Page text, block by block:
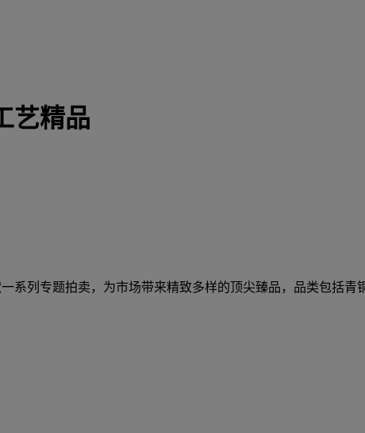
艺精品
系列专题拍卖，为市场带来精致多样的顶尖臻品，品类包括